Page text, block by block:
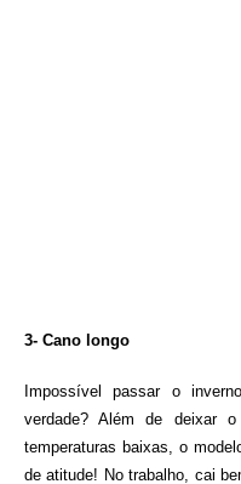
3- Cano longo
Impossível passar o
verdade? Além de deixar
temperaturas baixas, o
de atitude! No trabalho, cai